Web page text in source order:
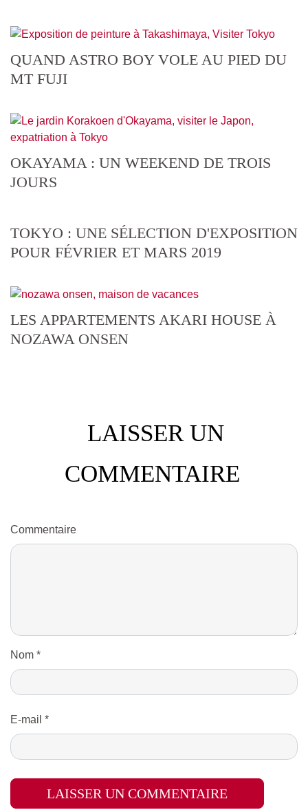
QUAND ASTRO BOY VOLE AU PIED DU
MT FUJI
OKAYAMA : UN WEEKEND DE TROIS
JOURS
TOKYO : UNE SÉLECTION D'EXPOSITION
POUR FÉVRIER ET MARS 2019
LES APPARTEMENTS AKARI HOUSE À
NOZAWA ONSEN
LAISSER UN
COMMENTAIRE
Commentaire
Nom *
E-mail *